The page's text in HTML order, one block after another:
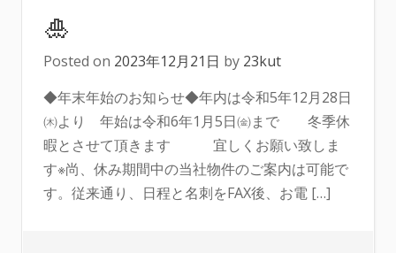
🎍
Posted on 2023年12月21日 by 23kut
◆年末年始のお知らせ◆年内は令和5年12月28日
㈭より 年始は令和6年1月5日㈮まで 冬季休
暇とさせて頂きます 宜しくお願い致しま
す※尚、休み期間中の当社物件のご案内は可能で
す。従来通り、日程と名刺をFAX後、お電 […]